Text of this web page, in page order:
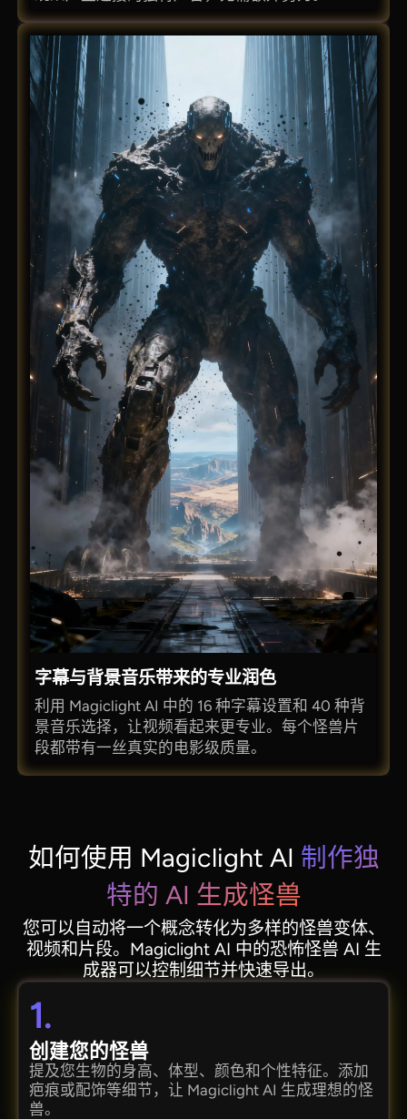
字幕与背景音乐带来的专业润色
利用 Magiclight AI 中的 16 种字幕设置和 40 种背
景音乐选择，让视频看起来更专业。每个怪兽片
段都带有一丝真实的电影级质量。
如何使用 Magiclight AI 制作独
特的 AI 生成怪兽
您可以自动将一个概念转化为多样的怪兽变体、
视频和片段。Magiclight AI 中的恐怖怪兽 AI 生
成器可以控制细节并快速导出。
1.
创建您的怪兽
提及您生物的身高、体型、颜色和个性特征。添加
疤痕或配饰等细节，让 Magiclight AI 生成理想的怪
兽。